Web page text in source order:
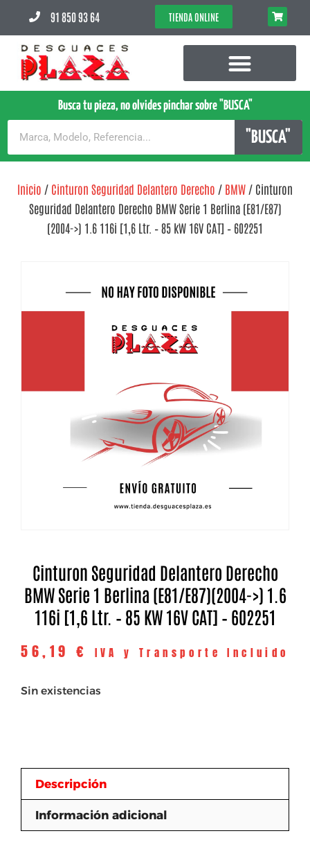
91 850 93 64 TIENDA ONLINE
Busca tu pieza, no olvides pinchar sobre "BUSCA"
"BUSCA"
Inicio / Cinturon Seguridad Delantero Derecho / BMW / Cinturon
Seguridad Delantero Derecho BMW Serie 1 Berlina (E81/E87)
(2004->) 1.6 116i [1,6 Ltr. – 85 kW 16V CAT] – 602251
Cinturon Seguridad Delantero Derecho
BMW Serie 1 Berlina (E81/E87)(2004->) 1.6
116i [1,6 Ltr. – 85 KW 16V CAT] – 602251
56,19 € IVA y Transporte Incluido
Sin existencias
Descripción
Información adicional